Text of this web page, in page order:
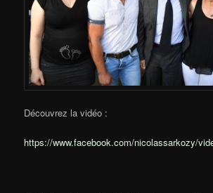
Découvrez la vidéo :
https://www.facebook.com/nicolassarkozy/